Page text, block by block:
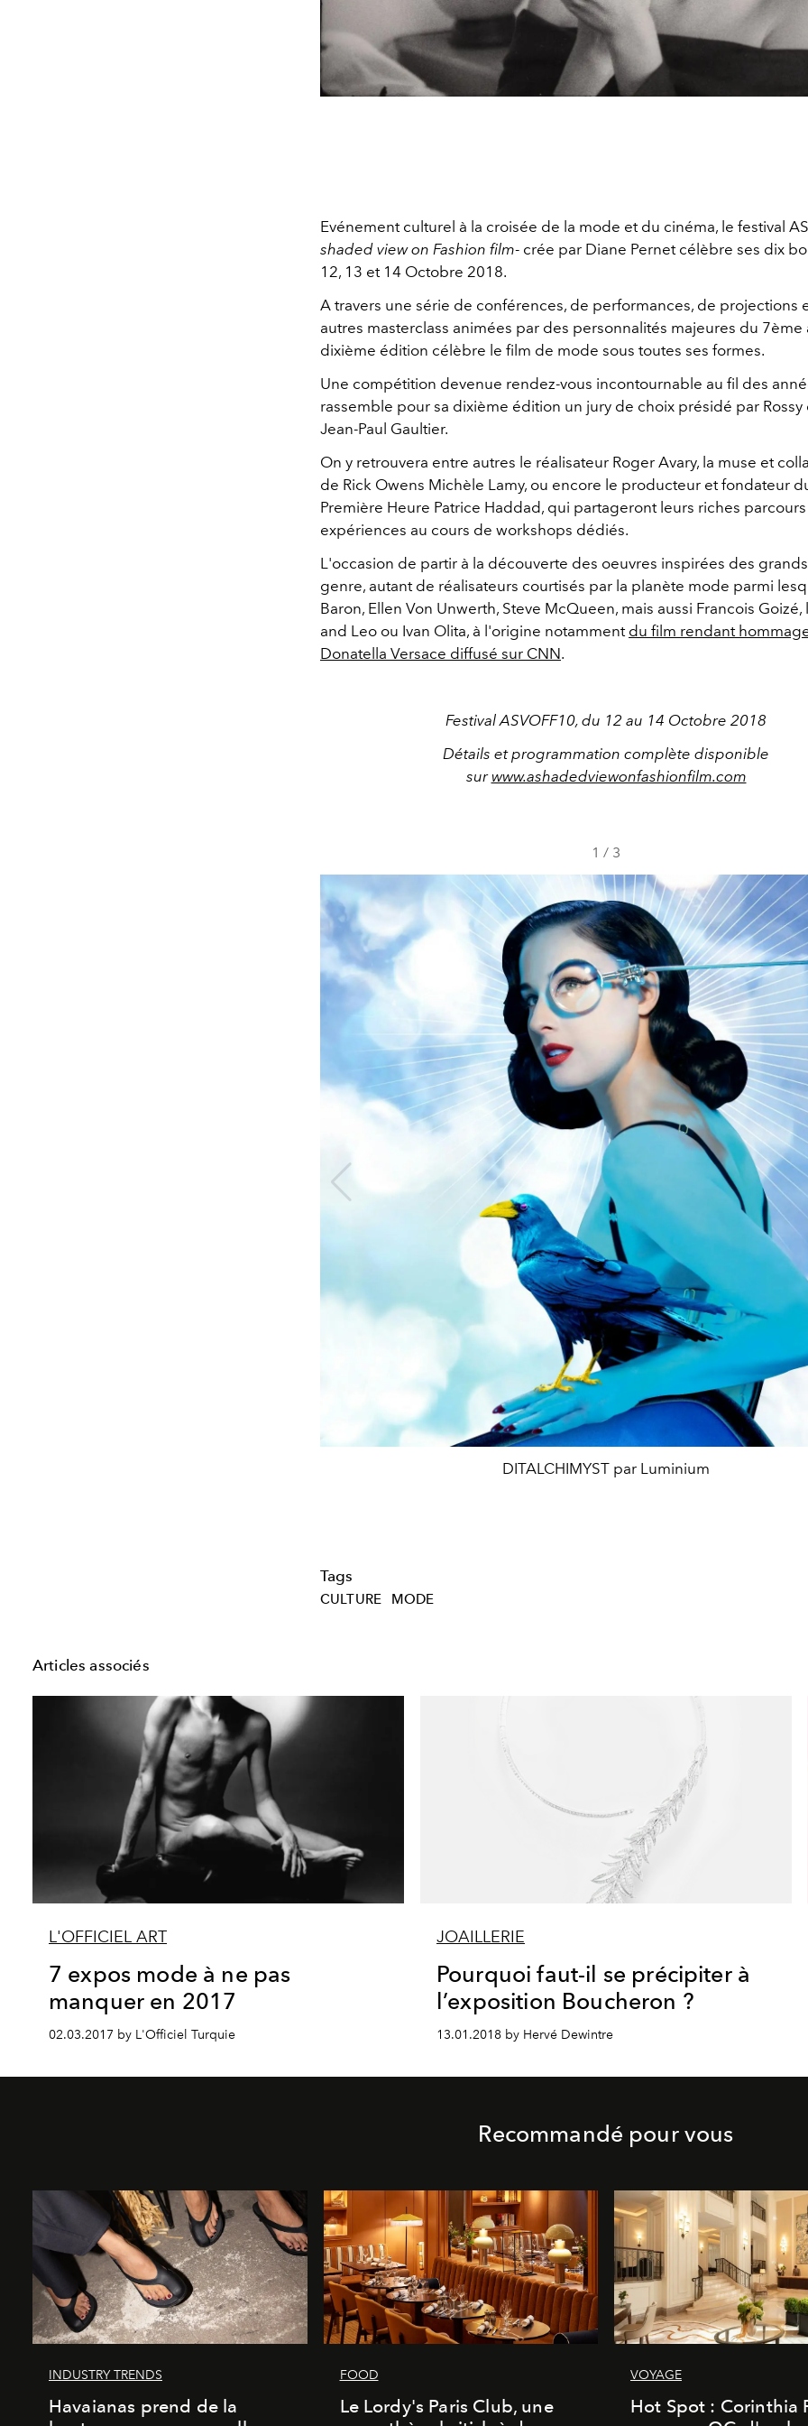
Evénement culturel à la croisée de la mode et du cinéma, le festival
shaded view on Fashion film- crée par Diane Pernet célèbre ses dix
12, 13 et 14 Octobre 2018.
A travers une série de conférences, de performances, de projections
autres masterclass animées par des personnalités majeures du 7ème
dixième édition célèbre le film de mode sous toutes ses formes.
Une compétition devenue rendez-vous incontournable au fil des
rassemble pour sa dixième édition un jury de choix présidé par Rossy
Jean-Paul Gaultier.
On y retrouvera entre autres le réalisateur Roger Avary, la muse et
de Rick Owens Michèle Lamy, ou encore le producteur et fondateur
Première Heure Patrice Haddad, qui partageront leurs riches
expériences au cours de workshops dédiés.
L'occasion de partir à la découverte des oeuvres inspirées des
genre, autant de réalisateurs courtisés par la planète mode parmi
Baron, Ellen Von Unwerth, Steve McQueen, mais aussi Francois Goizé,
and Leo ou Ivan Olita, à l'origine notamment du film rendant
Donatella Versace diffusé sur CNN.
Festival ASVOFF10, du 12 au 14 Octobre 2018
Détails et programmation complète disponible
sur www.ashadedviewonfashionfilm.com
1 / 3
DITALCHIMYST par Luminium
Tags
CULTURE MODE
Articles associés
L'OFFICIEL ART
7 expos mode à ne pas
manquer en 2017
02.03.2017 by L'Officiel Turquie
JOAILLERIE
Pourquoi faut-il se précipiter à
l’exposition Boucheron ?
13.01.2018 by Hervé Dewintre
Recommandé pour vous
INDUSTRY TRENDS
Havaianas prend de la
FOOD
Le Lordy's Paris Club, une
VOYAGE
Hot Spot : Corinthia